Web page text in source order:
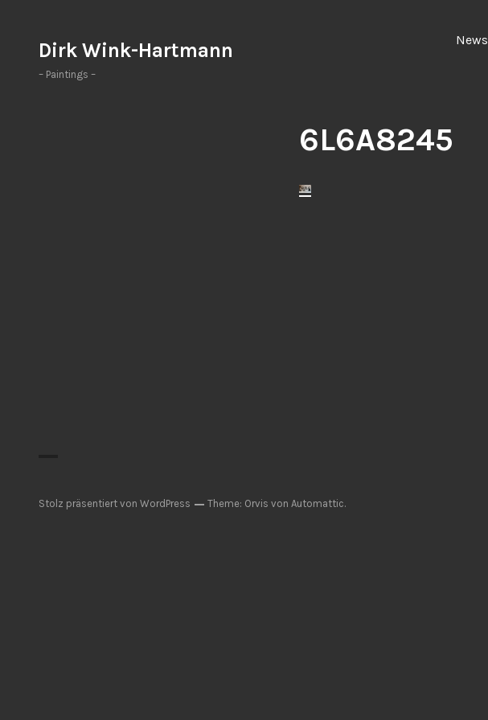
springen
Dirk Wink-Hartmann
– Paintings –
News
6L6A8245
Stolz präsentiert von WordPress Theme: Orvis vonAutomattic.